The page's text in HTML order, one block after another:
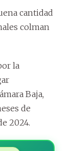
cantidad
colman
la
Baja,
de
2024.